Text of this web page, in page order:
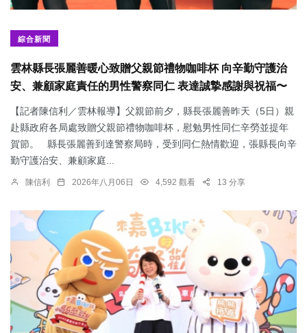
綜合新聞
雲林縣長張麗善暖心致贈父親節禮物咖啡杯 向辛勤守護治
安、兼顧家庭責任的男性警察同仁 表達誠摯感謝與祝福〜
【記者陳信利／雲林報導】父親節前夕，縣長張麗善昨天（5日）親
赴縣政府各局處致贈父親節禮物咖啡杯，慰勉男性同仁辛勞並提年
賀節。 縣長張麗善到達警察局時，受到同仁熱情歡迎，張縣長向辛
勤守護治安、兼顧家庭...
陳信利 2026年八月06日 4,592 觀看 13 分享